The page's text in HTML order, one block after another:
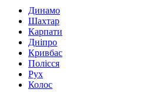
Динамо
Шахтар
Карпати
Дніпро
Кривбас
Полісся
Рух
Колос